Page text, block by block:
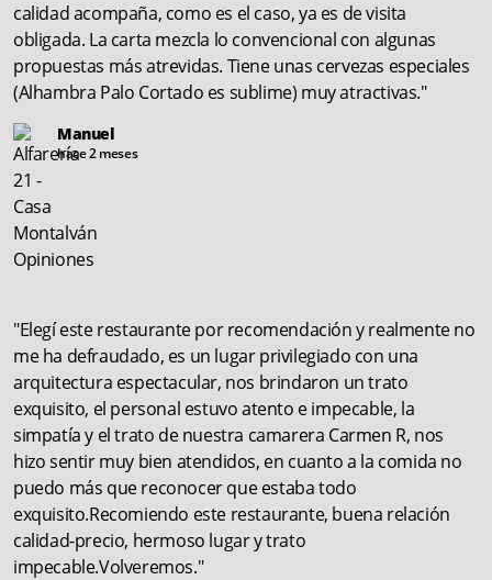
calidad acompaña, como es el caso, ya es de visita
obligada. La carta mezcla lo convencional con algunas
propuestas más atrevidas. Tiene unas cervezas especiales
(Alhambra Palo Cortado es sublime) muy atractivas."
Manuel
hace 2 meses
"Elegí este restaurante por recomendación y realmente no
me ha defraudado, es un lugar privilegiado con una
arquitectura espectacular, nos brindaron un trato
exquisito, el personal estuvo atento e impecable, la
simpatía y el trato de nuestra camarera Carmen R, nos
hizo sentir muy bien atendidos, en cuanto a la comida no
puedo más que reconocer que estaba todo
exquisito.Recomiendo este restaurante, buena relación
calidad-precio, hermoso lugar y trato
impecable.Volveremos."